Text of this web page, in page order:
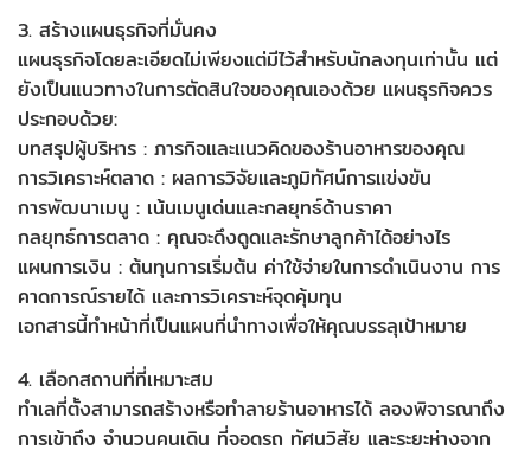
3. สร้างแผนธุรกิจที่มั่นคง
แผนธุรกิจโดยละเอียดไม่เพียงแต่มีไว้สำหรับนักลงทุนเท่านั้น แต่
ยังเป็นแนวทางในการตัดสินใจของคุณเองด้วย แผนธุรกิจควร
ประกอบด้วย:
บทสรุปผู้บริหาร : ภารกิจและแนวคิดของร้านอาหารของคุณ
การวิเคราะห์ตลาด : ผลการวิจัยและภูมิทัศน์การแข่งขัน
การพัฒนาเมนู : เน้นเมนูเด่นและกลยุทธ์ด้านราคา
กลยุทธ์การตลาด : คุณจะดึงดูดและรักษาลูกค้าได้อย่างไร
แผนการเงิน : ต้นทุนการเริ่มต้น ค่าใช้จ่ายในการดำเนินงาน การ
คาดการณ์รายได้ และการวิเคราะห์จุดคุ้มทุน
เอกสารนี้ทำหน้าที่เป็นแผนที่นำทางเพื่อให้คุณบรรลุเป้าหมาย
4. เลือกสถานที่ที่เหมาะสม
ทำเลที่ตั้งสามารถสร้างหรือทำลายร้านอาหารได้ ลองพิจารณาถึง
การเข้าถึง จำนวนคนเดิน ที่จอดรถ ทัศนวิสัย และระยะห่างจาก